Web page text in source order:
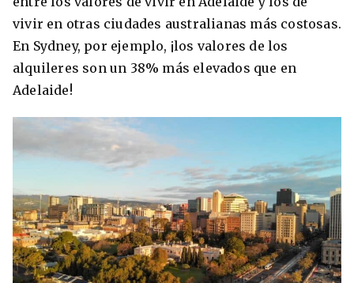
vivir en otras ciudades australianas más costosas.
En Sydney, por ejemplo, ¡los valores de los
alquileres son un 38% más elevados que en
Adelaide!